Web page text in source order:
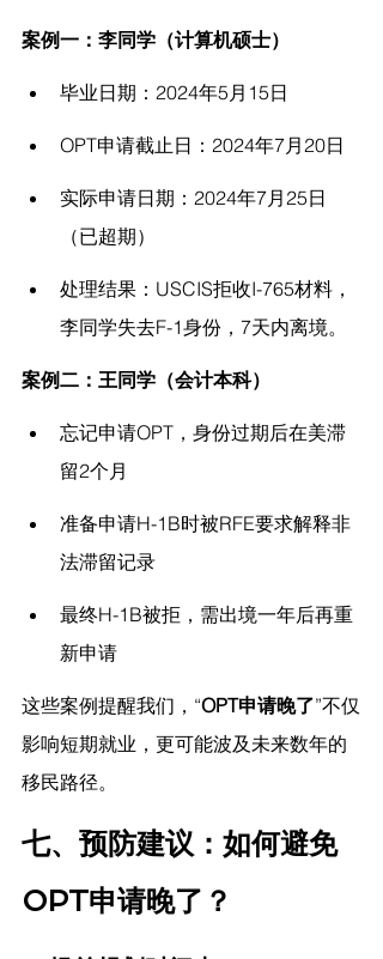
案例一：李同学（计算机硕士）
毕业日期：2024年5月15日
OPT申请截止日：2024年7月20日
实际申请日期：2024年7月25日
（已超期）
处理结果：USCIS拒收I-765材料，
李同学失去F-1身份，7天内离境。
案例二：王同学（会计本科）
忘记申请OPT，身份过期后在美滞
留2个月
准备申请H-1B时被RFE要求解释非
法滞留记录
最终H-1B被拒，需出境一年后再重
新申请
这些案例提醒我们，“OPT申请晚了”不仅
影响短期就业，更可能波及未来数年的
移民路径。
七、预防建议：如何避免
OPT申请晚了？